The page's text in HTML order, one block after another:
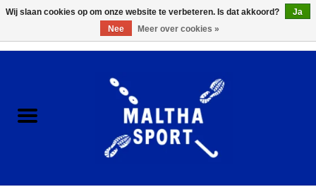
ACCESSOIRES/HARDWARE
KLEDING
Wij slaan cookies op om onze website te verbeteren. Is dat akkoord?
Ja
Nee
Meer over cookies »